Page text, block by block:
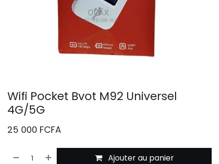
Wifi Pocket Bvot M92 Universel
4G/5G
25 000 FCFA
Ajouter au panier